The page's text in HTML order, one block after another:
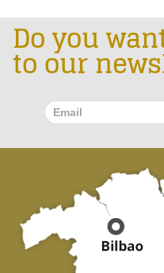
Do you
to our